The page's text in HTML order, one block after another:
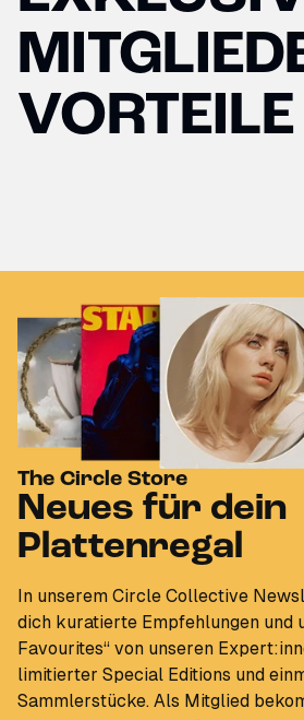
VORTEILE
The Circle Store
Neues für dein
Plattenregal
In unserem Circle Collective
dich kuratierte Empfehlungen und
Favourites“ von unseren
limitierter Special Editions und
Sammlerstücke. Als Mitglied